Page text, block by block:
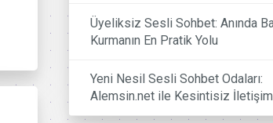
Üyeliksiz Sesli Sohbet: Anında
Kurmanın En Pratik Yolu
Yeni Nesil Sesli Sohbet Odaları:
Alemsin.net ile Kesintisiz İletişim